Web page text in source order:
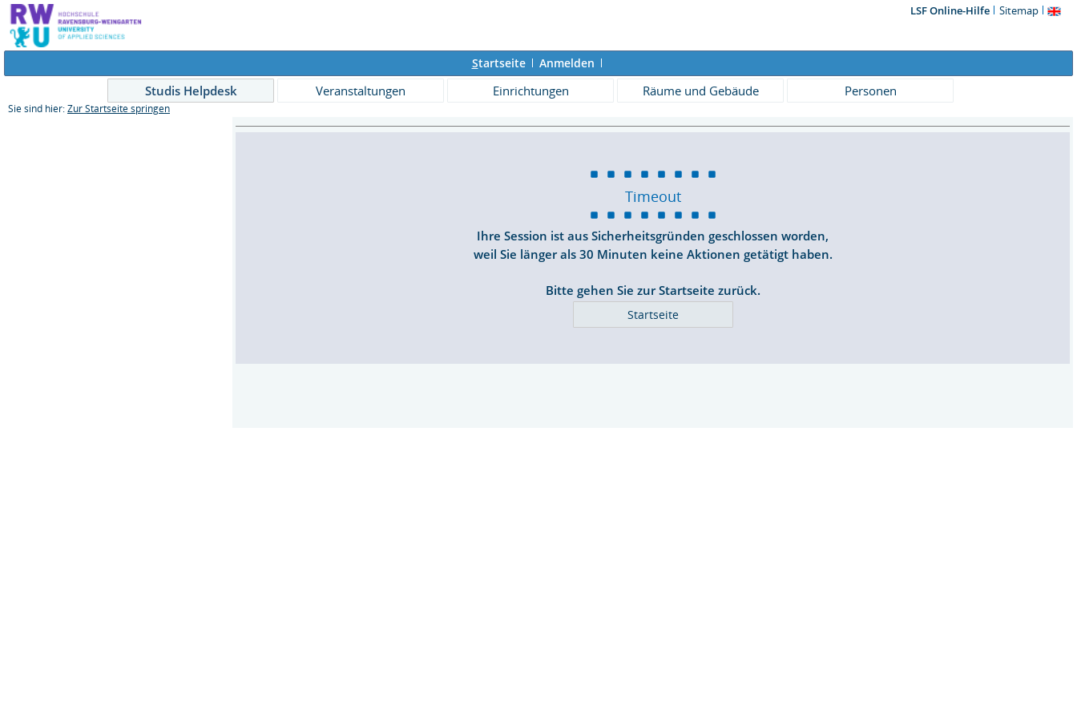
LSF Online-Hilfe Sitemap
Startseite Anmelden
Studis Helpdesk Veranstaltungen Einrichtungen Räume und Gebäude Personen
Sie sind hier: Zur Startseite springen
Timeout
Ihre Session ist aus Sicherheitsgründen geschlossen worden,
weil Sie länger als 30 Minuten keine Aktionen getätigt haben.
Bitte gehen Sie zur Startseite zurück.